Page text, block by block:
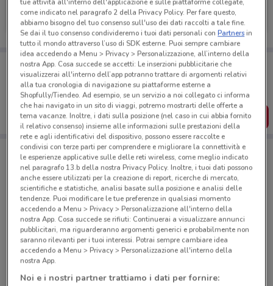
Decò
Scade lunedì 10.1 km
Porta DoveConviene sempre con te!
Puoi trovare le migliori offerte dei negozi vicino a te,
salvarle e creare la tua lista del risparmio, comodamente
dal tuo cellulare.
SCARICA L’APP
Negozi Decò a Bari
© MapTiler © OpenStreetMap contributors
Via Carulli, 29 Bari
tue attività all'interno dell'applicazione e sulle piattaforme collegate,
come indicato nel paragrafo 2 della Privacy Policy. Per fare questo,
abbiamo bisogno del tuo consenso sull'uso dei dati raccolti a tale fine.
Se dai il tuo consenso condivideremo i tuoi dati personali conPartnersin
tutto il mondo attraverso l’uso di SDK esterne. Puoi sempre cambiare
idea accedendo a Menu > Privacy > Personalizzazione, all’interno della
nostra App. Cosa succede se accetti: Le inserzioni pubblicitarie che
visualizzerai all'interno dell’app potranno trattare di argomenti relativi
alla tua cronologia di navigazione su piattaforme esterne a
Shopfully/Tiendeo. Ad esempio, se un servizio a noi collegato ci informa
che hai navigato in un sito di viaggi, potremo mostrarti delle offerte a
tema vacanze. Inoltre, i dati sulla posizione (nel caso in cui abbia fornito
il relativo consenso) insieme alle informazioni sulle prestazioni della
rete e agli identificativi del dispositivo, possono essere raccolte e
condivisi con terze parti per comprendere e migliorare la connettività e
le esperienze applicative sulle delle reti wireless, come meglio indicato
nel paragrafo 13.b della nostra Privacy Policy. Inoltre, i tuoi dati possono
anche essere utilizzati per la creazione di report, ricerche di mercato,
scientifiche e statistiche, analisi basate sulla posizione e analisi delle
tendenze. Puoi modificare le tue preferenze in qualsiasi momento
accedendo a Menu > Privacy > Personalizzazione all'interno della
nostra App. Cosa succede se rifiuti: Continuerai a visualizzare annunci
pubblicitari, ma riguarderanno argomenti generici e probabilmente non
saranno rilevanti per i tuoi interessi. Potrai sempre cambiare idea
accedendo a Menu > Privacy > Personalizzazione all'interno della
nostra App.
Noi e i nostri partner trattiamo i dati per fornire: